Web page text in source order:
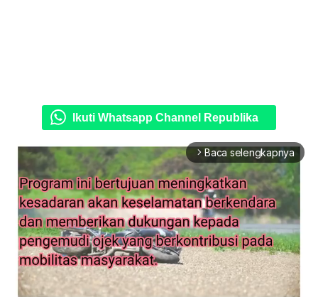
Ikuti Whatsapp Channel Republika
arrow_forward_ios Baca selengkapnya